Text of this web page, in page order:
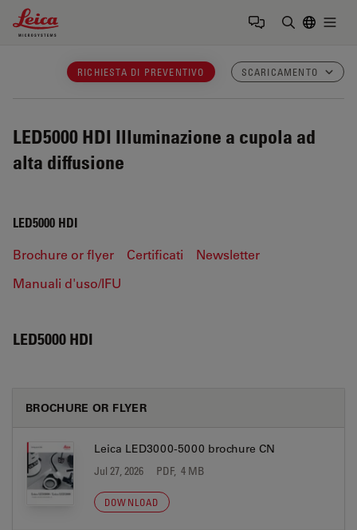
Leica Microsystems Logo
RICHIESTA DI PREVENTIVO SCARICAMENTO
LED5000 HDI Illuminazione a cupola ad
alta diffusione
LED5000 HDI
Brochure or flyer Certificati
Newsletter
Manuali d'uso/IFU
LED5000 HDI
BROCHURE OR FLYER
Leica LED3000-5000 brochure CN
Jul 27, 2026 PDF, 4 MB
DOWNLOAD